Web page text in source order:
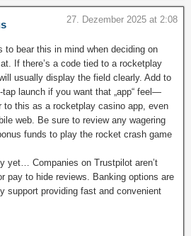
27. Dezember 2025 at 2:08
to bear this in mind when deciding on
If there’s a code tied to a rocketplay
usually display the field clearly. Add to
launch if you want that „app“ feel—
to this as a rocketplay casino app, even
web. Be sure to review any wagering
funds to play the rocket crash game
yet… Companies on Trustpilot aren’t
pay to hide reviews. Banking options are
support providing fast and convenient